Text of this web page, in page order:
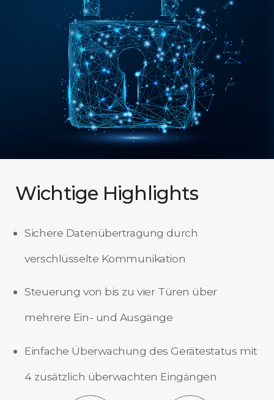
Wichtige Highlights
Sichere Datenübertragung durch
verschlüsselte Kommunikation
Steuerung von bis zu vier Türen über
mehrere Ein- und Ausgänge
Einfache Überwachung des Gerätestatus mit
4 zusätzlich überwachten Eingängen